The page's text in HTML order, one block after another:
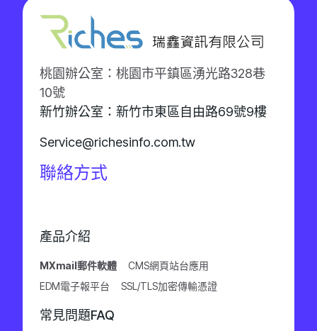
桃園辦公室：桃園市平鎮區湧光路328巷
10號
新竹辦公室：新竹市東區自由路69號9樓
Service@richesinfo.com.tw
聯絡方式
產品介紹
MXmail郵件軟體
CMS網頁站台應用
EDM電子報平台
SSL/TLS加密傳輸憑證
常見問題FAQ